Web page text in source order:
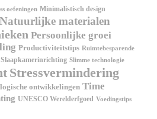
oefeningen Minimalistisch design
Natuurlijke materialen
Persoonlijke groei
Productiviteitstips Ruimtebesparende
Slaapkamerinrichting Slimme technologie
Stressvermindering
ontwikkelingen Time
UNESCO Werelderfgoed Voedingstips